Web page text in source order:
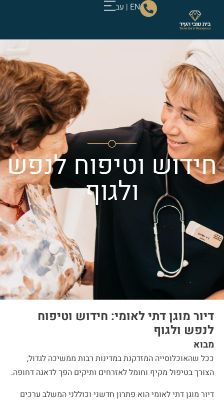
EN
| עב
חידוש וטיפוח לנפש
ולגוף
דיור מוגן דתי לאומי: חידוש וטיפוח
לנפש ולגוף
מבוא
ככל שהאוכלוסייה המזדקנת במדינות רבות ממשיכה לגדול,
הצורך בטיפול מקיף וחומל לאזרחים ותיקים הפך לדאגה דחופה.
דיור מוגן דתי לאומי הוא פתרון חדשני וכוללני המשלב ערכים